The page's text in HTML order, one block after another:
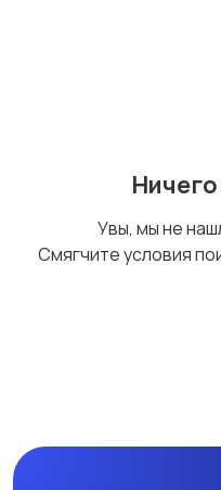
Увы, мы не
Смягчите условия